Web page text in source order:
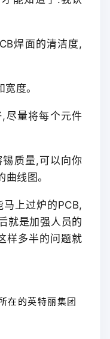
焊面的清洁度,
度。
尽量将每个元件
质量,可以向你
线图。
上过炉的PCB,
就是加强人员的
样多半的问题就
在的英特丽集团